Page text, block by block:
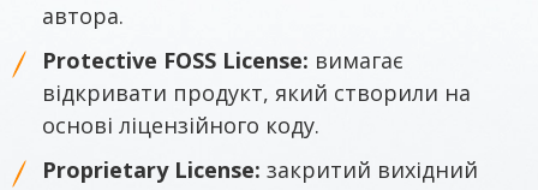
автора.
Protective FOSS License: вимагає
відкривати продукт, який створили на
основі ліцензійного коду.
Proprietary License: закритий вихідний